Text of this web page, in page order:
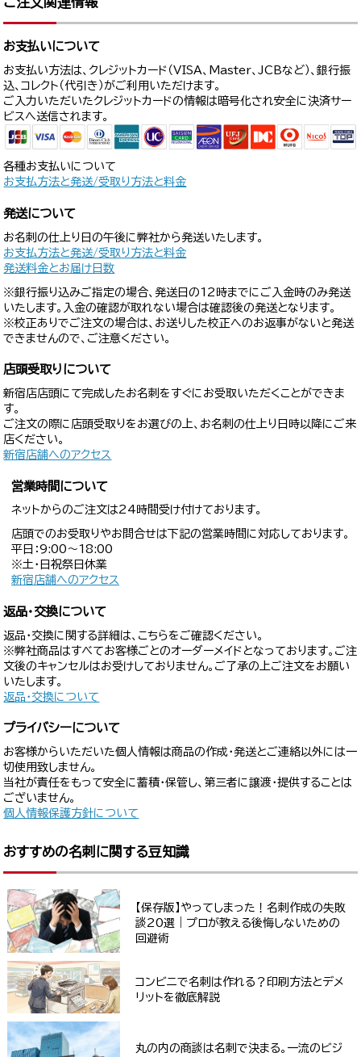
お支払いについて
お支払い方法は、クレジットカード（VISA、Master、JCBなど）、銀行振
込、コレクト（代引き）がご利用いただけます。
ご入力いただいたクレジットカードの情報は暗号化され安全に決済サー
ビスへ送信されます。
各種お支払いについて
お支払方法と発送/受取り方法と料金
発送について
お名刺の仕上り日の午後に弊社から発送いたします。
お支払方法と発送/受取り方法と料金
発送料金とお届け日数
※銀行振り込みご指定の場合、発送日の12時までにご入金時のみ発送
いたします。入金の確認が取れない場合は確認後の発送となります。
※校正ありでご注文の場合は、お送りした校正へのお返事がないと発送
できませんので、ご注意ください。
店頭受取りについて
新宿店店頭にて完成したお名刺をすぐにお受取いただくことができま
す。
ご注文の際に店頭受取りをお選びの上、お名刺の仕上り日時以降にご来
店ください。
新宿店舗へのアクセス
営業時間について
ネットからのご注文は24時間受け付けております。
店頭でのお受取りやお問合せは下記の営業時間に対応しております。
平日：9:00〜18:00
※土・日祝祭日休業
新宿店舗へのアクセス
返品・交換について
返品・交換に関する詳細は、こちらをご確認ください。
※弊社商品はすべてお客様ごとのオーダーメイドとなっております。ご注
文後のキャンセルはお受けしておりません。ご了承の上ご注文をお願い
いたします。
返品・交換について
プライバシーについて
お客様からいただいた個人情報は商品の作成・発送とご連絡以外には一
切使用致しません。
当社が責任をもって安全に蓄積・保管し、第三者に譲渡・提供することは
ございません。
個人情報保護方針について
おすすめの名刺に関する豆知識
【保存版】やってしまった！名刺作成の失敗
談20選｜プロが教える後悔しないための
回避術
コンビニで名刺は作れる？印刷方法とデメ
リットを徹底解説
丸の内の商談は名刺で決まる。一流のビジ